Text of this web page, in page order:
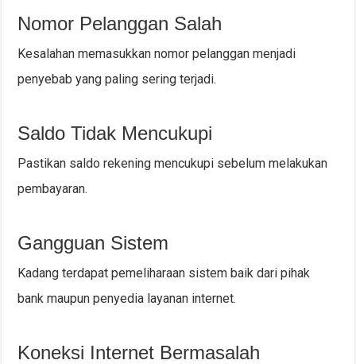
Nomor Pelanggan Salah
Kesalahan memasukkan nomor pelanggan menjadi
penyebab yang paling sering terjadi.
Saldo Tidak Mencukupi
Pastikan saldo rekening mencukupi sebelum melakukan
pembayaran.
Gangguan Sistem
Kadang terdapat pemeliharaan sistem baik dari pihak
bank maupun penyedia layanan internet.
Koneksi Internet Bermasalah